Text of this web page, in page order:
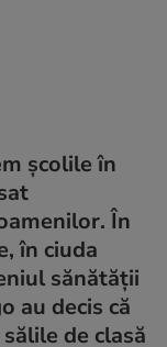
școlile în
În
în ciuda
sănătății
au decis că
de clasă